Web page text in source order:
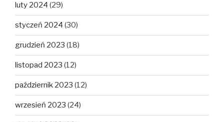
luty 2024 (29)
styczeń 2024 (30)
grudzień 2023 (18)
listopad 2023 (12)
październik 2023 (12)
wrzesień 2023 (24)